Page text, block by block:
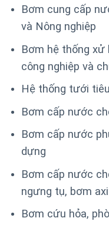
Bơm cung cấp
và Nông nghiệp
Bơm hệ thống
công nghiệp và
Hệ thống tưới
Bơm cấp nước
Bơm cấp nước
dựng
Bơm cấp nước
ngưng tụ, bơm
Bơm cứu hỏa,